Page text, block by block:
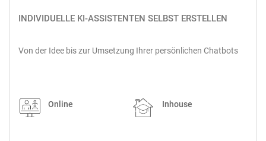
INDIVIDUELLE KI-ASSISTENTEN SELBST ERSTELLEN
Von der Idee bis zur Umsetzung Ihrer persönlichen Chatbots
Online Inhouse